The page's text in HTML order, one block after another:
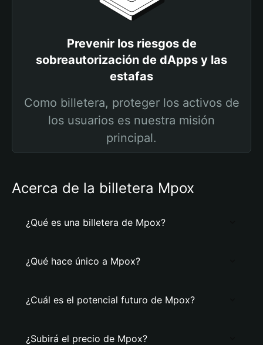
Prevenir los riesgos de
sobreautorización de dApps y las
estafas
Como billetera, proteger los activos de
los usuarios es nuestra misión
principal.
Acerca de la billetera Mpox
¿Qué es una billetera de Mpox?
¿Qué hace único a Mpox?
¿Cuál es el potencial futuro de Mpox?
¿Subirá el precio de Mpox?